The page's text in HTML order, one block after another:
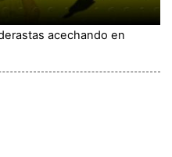
acechando en